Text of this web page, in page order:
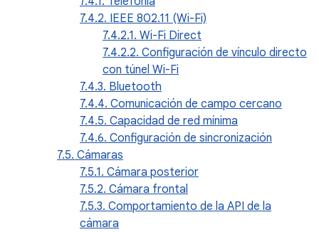
7.4.2. IEEE 802.11 (Wi-Fi)
7.4.2.1. Wi-Fi Direct
7.4.2.2. Configuración de vínculo directo
con túnel Wi-Fi
7.4.3. Bluetooth
7.4.4. Comunicación de campo cercano
7.4.5. Capacidad de red mínima
7.4.6. Configuración de sincronización
7.5. Cámaras
7.5.1. Cámara posterior
7.5.2. Cámara frontal
7.5.3. Comportamiento de la API de la
cámara